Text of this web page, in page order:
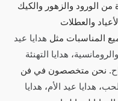
الورود والزهور والكيك
والعطلات
المناسبات مثل هدايا عيد
، هدايا التهنئة
. نحن متخصصون في فن
، هدايا عيد الأم، هدايا